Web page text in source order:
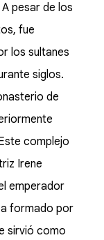
pesar de los
fue
los sultanes
siglos.
de
complejo
Irene
emperador
formado por
sirvió como